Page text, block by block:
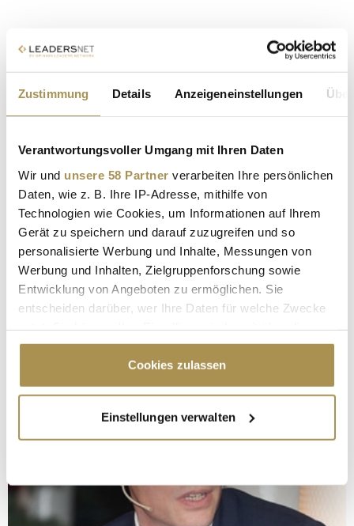
Zustimmung Details Anzeigeneinstellungen
Verantwortungsvoller Umgang mit Ihren Daten
Wir und unsere 58 Partner verarbeiten Ihre persönlichen
Daten, wie z. B. Ihre IP-Adresse, mithilfe von
Technologien wie Cookies, um Informationen auf Ihrem
Gerät zu speichern und darauf zuzugreifen und so
personalisierte Werbung und Inhalte, Messungen von
Werbung und Inhalten, Zielgruppenforschung sowie
Entwicklung von Angeboten zu ermöglichen. Sie
entscheiden darüber, wer Ihre Daten für welche Zwecke
Cookie-Erklärung oder durch Klicken auf das Privacy
Trigger Symbol ändern oder widerrufen
Informationen über Ihre geografische Lage
erfassen, welche bis auf einige Meter genau sein
bestimmten Merkmalen (Fingerprinting) identifizieren
Erfahren Sie mehr darüber, wie Ihre persönlichen Daten
Cookies zulassen
Einstellungen verwalten